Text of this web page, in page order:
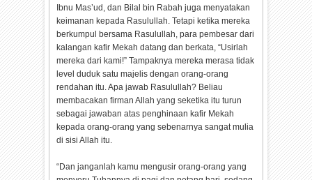
Ibnu Mas’ud, dan Bilal bin Rabah juga menyatakan
keimanan kepada Rasulullah. Tetapi ketika mereka
berkumpul bersama Rasulullah, para pembesar dari
kalangan kafir Mekah datang dan berkata, “Usirlah
mereka dari kami!” Tampaknya mereka merasa tidak
level duduk satu majelis dengan orang-orang
rendahan itu. Apa jawab Rasulullah? Beliau
membacakan firman Allah yang seketika itu turun
sebagai jawaban atas penghinaan kafir Mekah
kepada orang-orang yang sebenarnya sangat mulia
di sisi Allah itu.
“Dan janganlah kamu mengusir orang-orang yang